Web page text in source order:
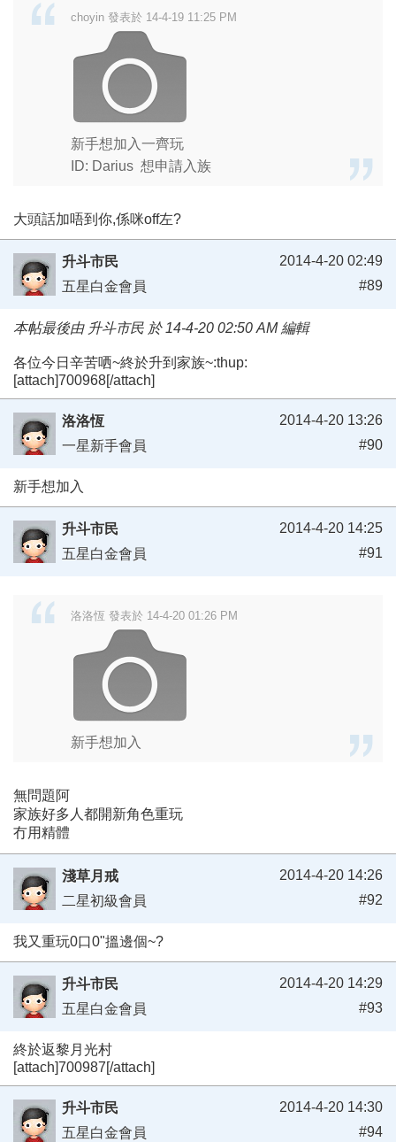
choyin 發表於 14-4-19 11:25 PM
新手想加入一齊玩
ID: Darius 想申請入族
大頭話加唔到你,係咪off左?
升斗市民
五星白金會員
2014-4-20 02:49
#89
本帖最後由 升斗市民 於 14-4-20 02:50 AM 編輯
各位今日辛苦哂~終於升到家族~:thup:
[attach]700968[/attach]
洛洛恆
一星新手會員
2014-4-20 13:26
#90
新手想加入
升斗市民
五星白金會員
2014-4-20 14:25
#91
洛洛恆 發表於 14-4-20 01:26 PM
新手想加入
無問題阿
家族好多人都開新角色重玩
冇用精體
淺草月戒
二星初級會員
2014-4-20 14:26
#92
我又重玩0口0"搵邊個~?
升斗市民
五星白金會員
2014-4-20 14:29
#93
終於返黎月光村
[attach]700987[/attach]
升斗市民
五星白金會員
2014-4-20 14:30
#94